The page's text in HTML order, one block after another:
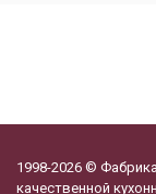
1998-2026 ©
качественной